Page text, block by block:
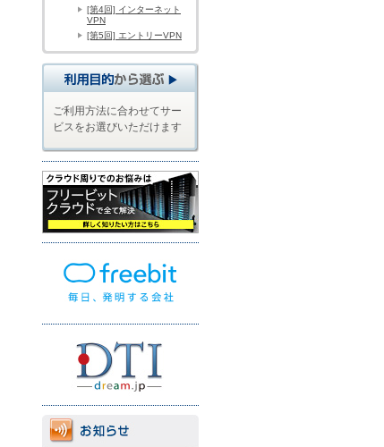
[第4回] インターネット
VPN
[第5回] エントリーVPN
ご利用方法に合わせてサー
ビスをお選びいただけます